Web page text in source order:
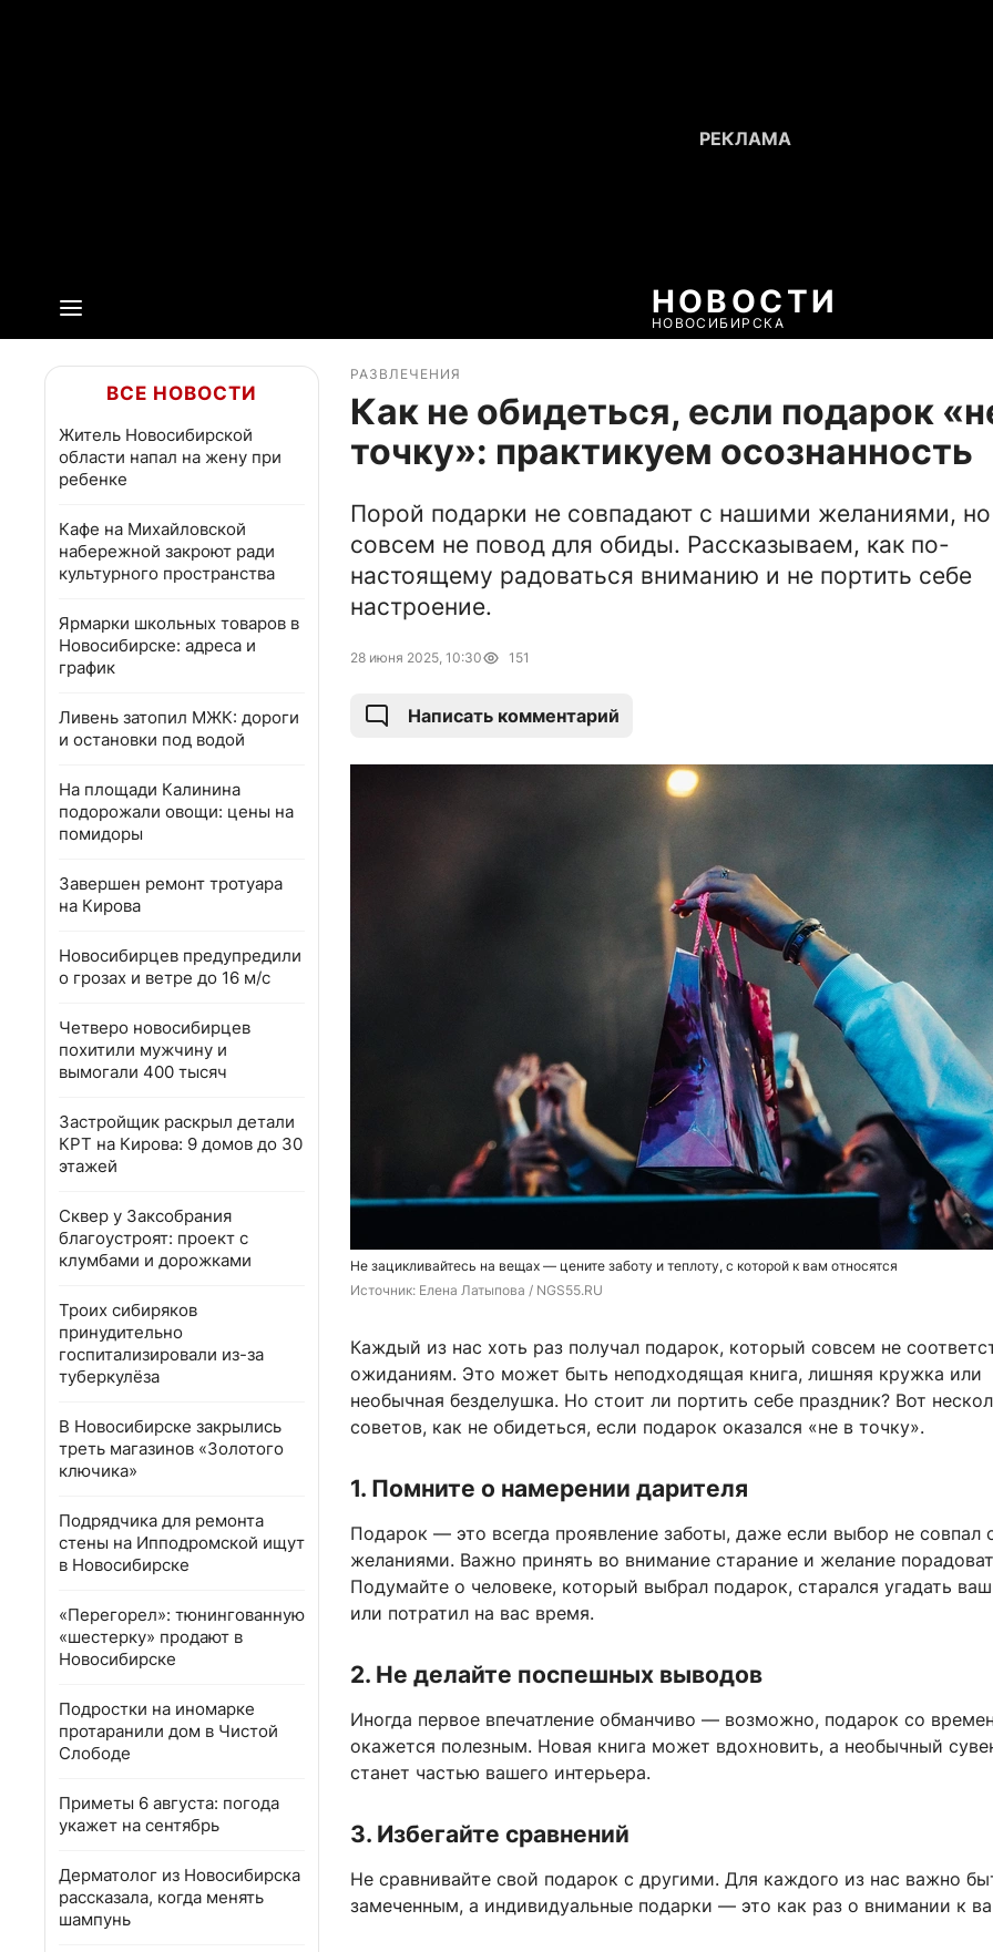
НОВОСТИ
НОВОСИБИРСКА
ВСЕ НОВОСТИ
Житель Новосибирской
области напал на жену при
ребенке
Кафе на Михайловской
набережной закроют ради
культурного пространства
Ярмарки школьных товаров в
Новосибирске: адреса и
график
Ливень затопил МЖК: дороги
и остановки под водой
На площади Калинина
подорожали овощи: цены на
помидоры
Завершен ремонт тротуара
на Кирова
Новосибирцев предупредили
о грозах и ветре до 16 м/с
Четверо новосибирцев
похитили мужчину и
вымогали 400 тысяч
Застройщик раскрыл детали
КРТ на Кирова: 9 домов до 30
этажей
Сквер у Заксобрания
благоустроят: проект с
клумбами и дорожками
Троих сибиряков
принудительно
госпитализировали из-за
туберкулёза
В Новосибирске закрылись
треть магазинов «Золотого
ключика»
Подрядчика для ремонта
стены на Ипподромской ищут
в Новосибирске
«Перегорел»: тюнингованную
«шестерку» продают в
Новосибирске
Подростки на иномарке
протаранили дом в Чистой
Слободе
Приметы 6 августа: погода
укажет на сентябрь
Дерматолог из Новосибирска
рассказала, когда менять
шампунь
РАЗВЛЕЧЕНИЯ
Как не обидеться, если подарок
точку»: практикуем осознанность
Порой подарки не совпадают с нашими желаниями, но
совсем не повод для обиды. Рассказываем, как по-
настоящему радоваться вниманию и не портить себе
настроение.
28 июня 2025, 10:30 151
Написать комментарий
Не зацикливайтесь на вещах — цените заботу и теплоту, с которой к вам относятся
Источник: Елена Латыпова / NGS55.RU
Каждый из нас хоть раз получал подарок, который совсем не
ожиданиям. Это может быть неподходящая книга, лишняя кружка или
необычная безделушка. Но стоит ли портить себе праздник? Вот
советов, как не обидеться, если подарок оказался «не в точку».
1. Помните о намерении дарителя
Подарок — это всегда проявление заботы, даже если выбор не совпал
желаниями. Важно принять во внимание старание и желание
Подумайте о человеке, который выбрал подарок, старался угадать
или потратил на вас время.
2. Не делайте поспешных выводов
Иногда первое впечатление обманчиво — возможно, подарок со
окажется полезным. Новая книга может вдохновить, а необычный
станет частью вашего интерьера.
3. Избегайте сравнений
Не сравнивайте свой подарок с другими. Для каждого из нас важно
замеченным, а индивидуальные подарки — это как раз о внимании к